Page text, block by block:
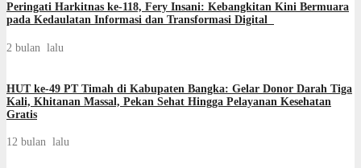
Peringati Harkitnas ke-118, Fery Insani: Kebangkitan Kini Bermuara
pada Kedaulatan Informasi dan Transformasi Digital
2 bulan lalu
HUT ke-49 PT Timah di Kabupaten Bangka: Gelar Donor Darah Tiga
Kali, Khitanan Massal, Pekan Sehat Hingga Pelayanan Kesehatan
Gratis
12 bulan lalu